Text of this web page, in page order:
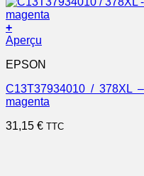
+
Aperçu
EPSON
C13T37934010 / 378XL
magenta
31,15 € TTC